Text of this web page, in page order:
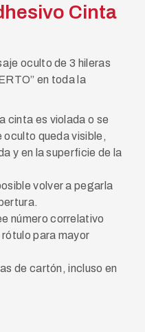
Cinta
oculto de 3 hileras
en toda la
cinta es violada o se
queda visible,
y en la superficie de la
volver a pegarla
número correlativo
para mayor
de cartón, incluso en